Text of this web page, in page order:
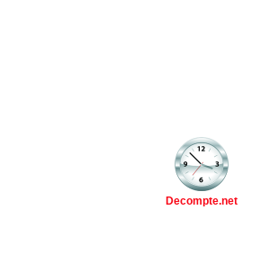
Decompte.net